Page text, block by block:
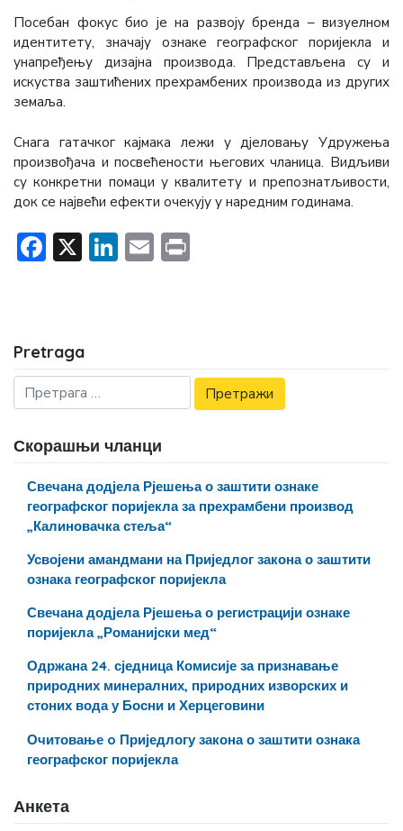
Посебан фокус био је на развоју бренда – визуелном
идентитету, значају ознаке географског поријекла и
унапређењу дизајна производа. Представљена су и
искуства заштићених прехрамбених производа из других
земаља.
Снага гатачког кајмака лежи у дјеловању Удружења
произвођача и посвећености његових чланица. Видљиви
су конкретни помаци у квалитету и препознатљивости,
док се највећи ефекти очекују у наредним годинама.
Facebook
X LinkedIn
Email
Pretraga
Скорашњи чланци
Свечана додјела Рјешења о заштити ознаке
географског поријекла за прехрамбени производ
„Калиновачка стеља“
Усвојени амандмани на Приједлог закона о заштити
ознака географског поријекла
Свечана додјела Рјешења о регистрацији ознаке
поријекла „Романијски мед“
Одржана 24. сједница Комисије за признавање
природних минералних, природних изворских и
стоних вода у Босни и Херцеговини
Очитовање o Приједлогу закона о заштити ознака
географског поријекла
Анкета